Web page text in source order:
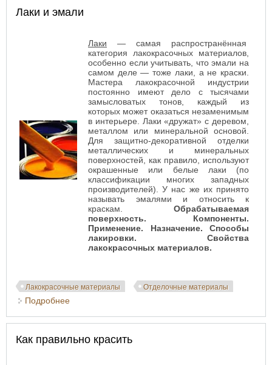
Лаки и эмали
Лаки — самая распространённая
категория лакокрасочных материалов,
особенно если учитывать, что эмали на
самом деле — тоже лаки, а не краски.
Мастера лакокрасочной индустрии
постоянно имеют дело с тысячами
замысловатых тонов, каждый из
которых может оказаться незаменимым
в интерьере. Лаки «дружат» с деревом,
металлом или минеральной основой.
Для защитно-декоративной отделки
металлических и минеральных
поверхностей, как правило, используют
окрашенные или белые лаки (по
классификации многих западных
производителей). У нас же их принято
называть эмалями и относить к
краскам. Обрабатываемая
поверхность. Компоненты.
Применение. Назначение. Способы
лакировки. Свойства
лакокрасочных материалов.
Лакокрасочные материалы Отделочные материалы
Подробнее
Как правильно красить